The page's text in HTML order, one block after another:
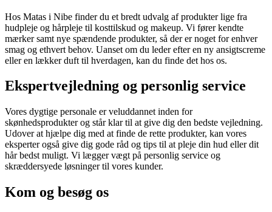
Hos Matas i Nibe finder du et bredt udvalg af produkter lige fra
hudpleje og hårpleje til kosttilskud og makeup. Vi fører kendte
mærker samt nye spændende produkter, så der er noget for enhver
smag og ethvert behov. Uanset om du leder efter en ny ansigtscreme
eller en lækker duft til hverdagen, kan du finde det hos os.
Ekspertvejledning og personlig service
Vores dygtige personale er veluddannet inden for
skønhedsprodukter og står klar til at give dig den bedste vejledning.
Udover at hjælpe dig med at finde de rette produkter, kan vores
eksperter også give dig gode råd og tips til at pleje din hud eller dit
hår bedst muligt. Vi lægger vægt på personlig service og
skræddersyede løsninger til vores kunder.
Kom og besøg os